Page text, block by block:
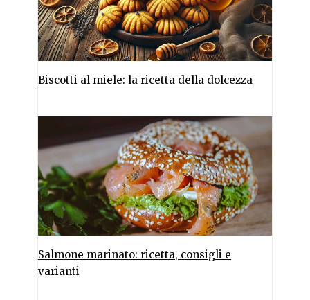
Biscotti al miele: la ricetta della dolcezza
Salmone marinato: ricetta, consigli e
varianti